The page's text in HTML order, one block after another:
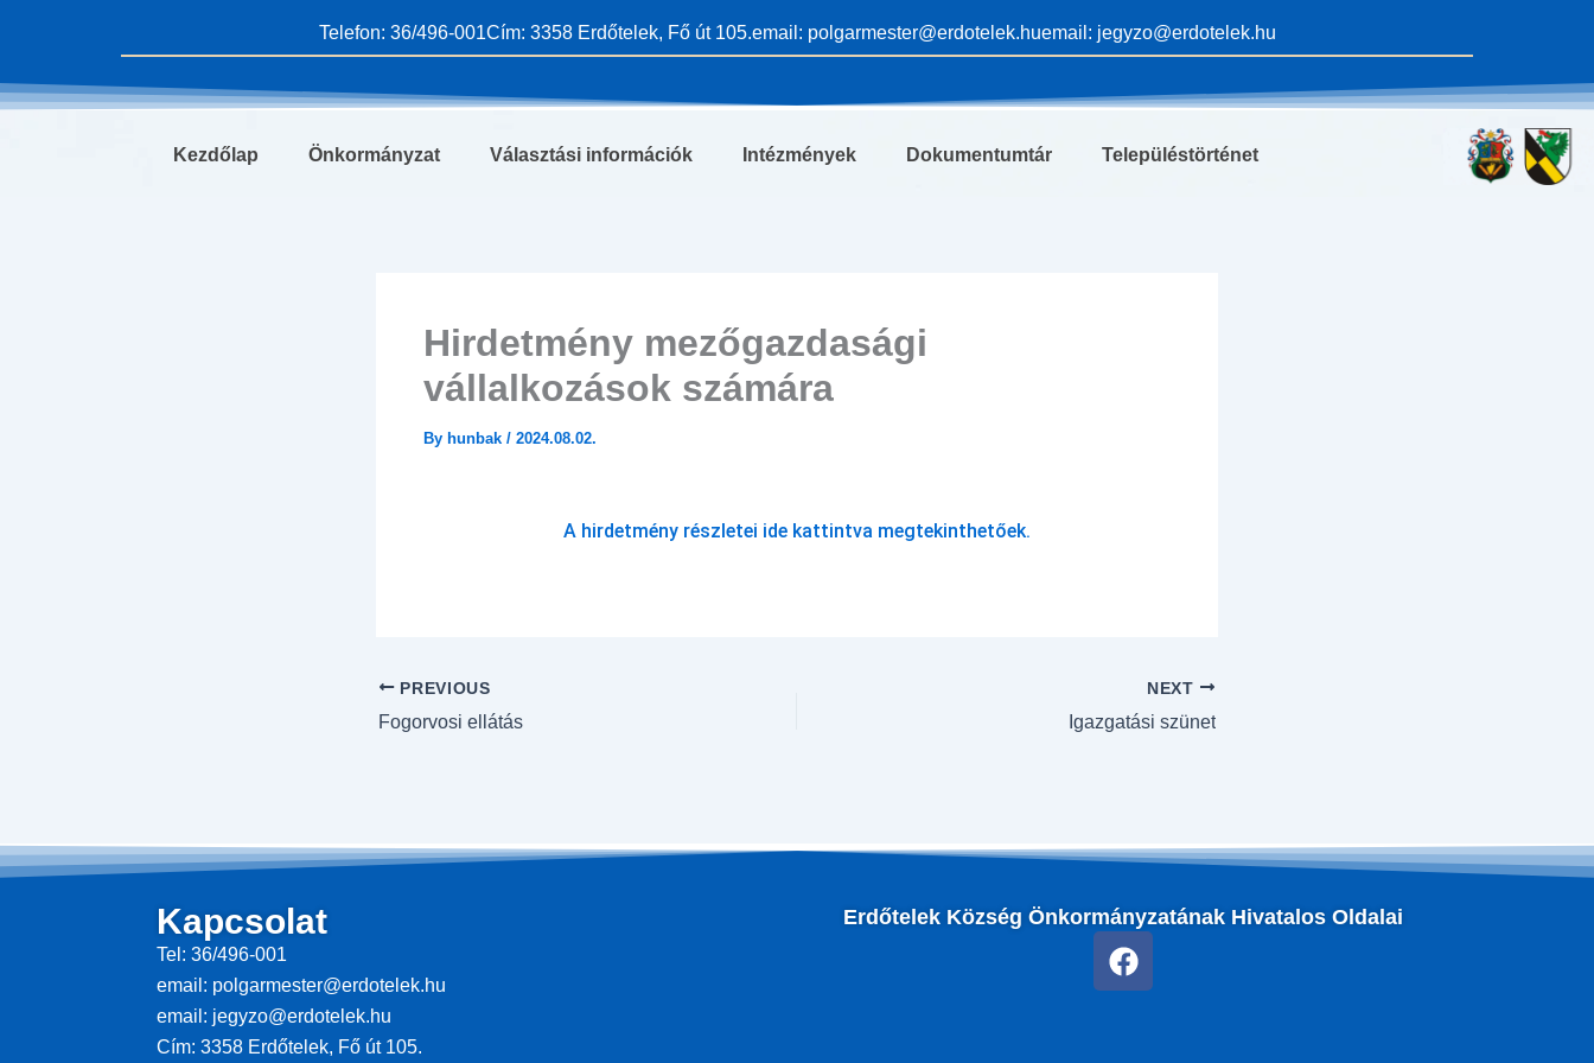
Telefon: 36/496-001Cím: 3358 Erdőtelek, Fő út 105.email: polgarmester@erdotelek.huemail: jegyzo@erdotelek.hu
Kezdőlap Önkormányzat Választási információk Intézmények Dokumentumtár Településtörténet
Hirdetmény mezőgazdasági
vállalkozások számára
By hunbak / 2024.08.02.
A hirdetmény részletei ide kattintva megtekinthetőek.
PREVIOUS
Fogorvosi ellátás
NEXT
Igazgatási szünet
Kapcsolat
Tel: 36/496-001
email: polgarmester@erdotelek.hu
email: jegyzo@erdotelek.hu
Cím: 3358 Erdőtelek, Fő út 105.
Erdőtelek Község Önkormányzatának Hivatalos Oldalai
F
a